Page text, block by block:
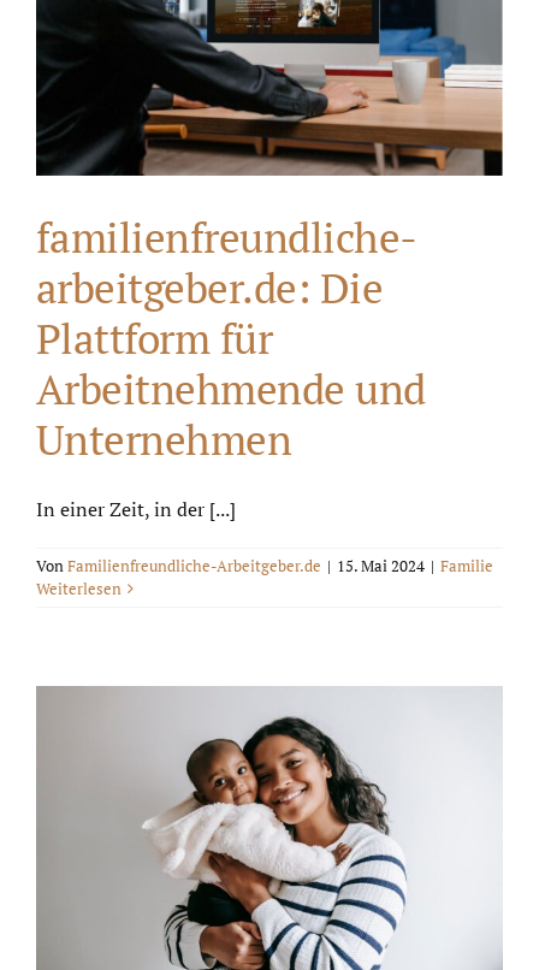
familienfreundliche-
arbeitgeber.de: Die
Plattform für
Arbeitnehmende und
Unternehmen
In einer Zeit, in der [...]
VonFamilienfreundliche-Arbeitgeber.de | 15. Mai 2024 | Familie
Weiterlesen